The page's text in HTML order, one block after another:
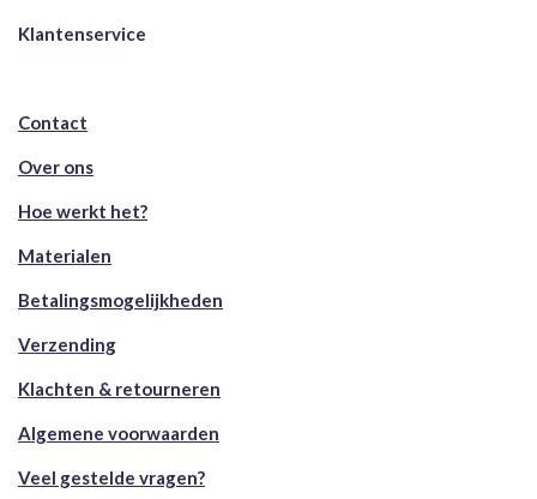
Klantenservice
Contact
Over ons
Hoe werkt het?
Materialen
Betalingsmogelijkheden
Verzending
Klachten & retourneren
Algemene voorwaarden
Veel gestelde vragen?